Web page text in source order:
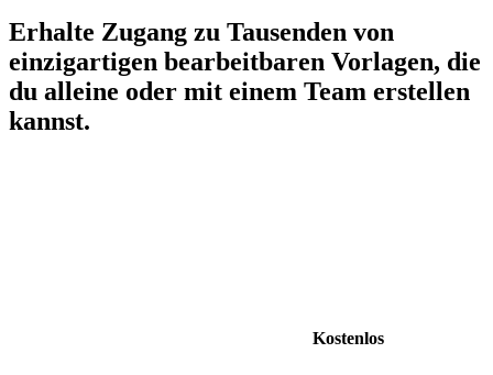
Erhalte Zugang zu Tausenden von
einzigartigen bearbeitbaren Vorlagen, die
du alleine oder mit einem Team erstellen
kannst.
Kostenlos